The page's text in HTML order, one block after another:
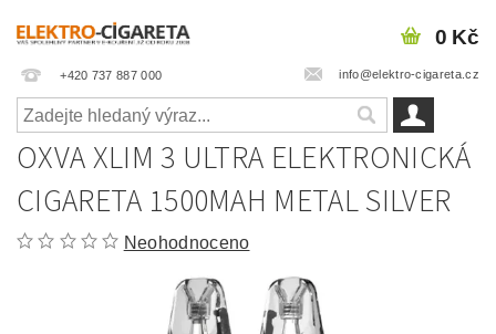
+420 737 887 000 info@elektro-cigareta.cz
0 Kč
OXVA XLIM 3 ULTRA ELEKTRONICKÁ
CIGARETA 1500MAH METAL SILVER
Neohodnoceno